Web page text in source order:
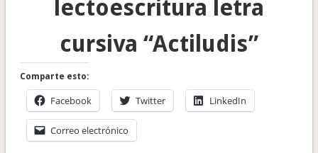
lectoescritura letra
cursiva “Actiludis”
Comparte esto:
Facebook Twitter LinkedIn
Correo electrónico